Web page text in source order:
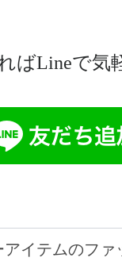
ばLineで気
アイテムのフ